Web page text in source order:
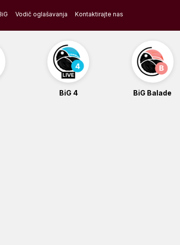
Vodič oglašavanja Kontaktirajte nas
BiG 4 BiG Balade